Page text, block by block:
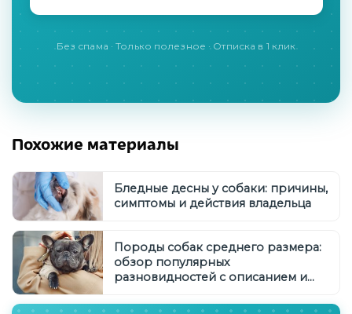
Без спама · Только полезное · Отписка в 1 клик
Похожие материалы
Бледные десны у собаки: причины,
симптомы и действия владельца
Породы собак среднего размера:
обзор популярных
разновидностей с описанием и